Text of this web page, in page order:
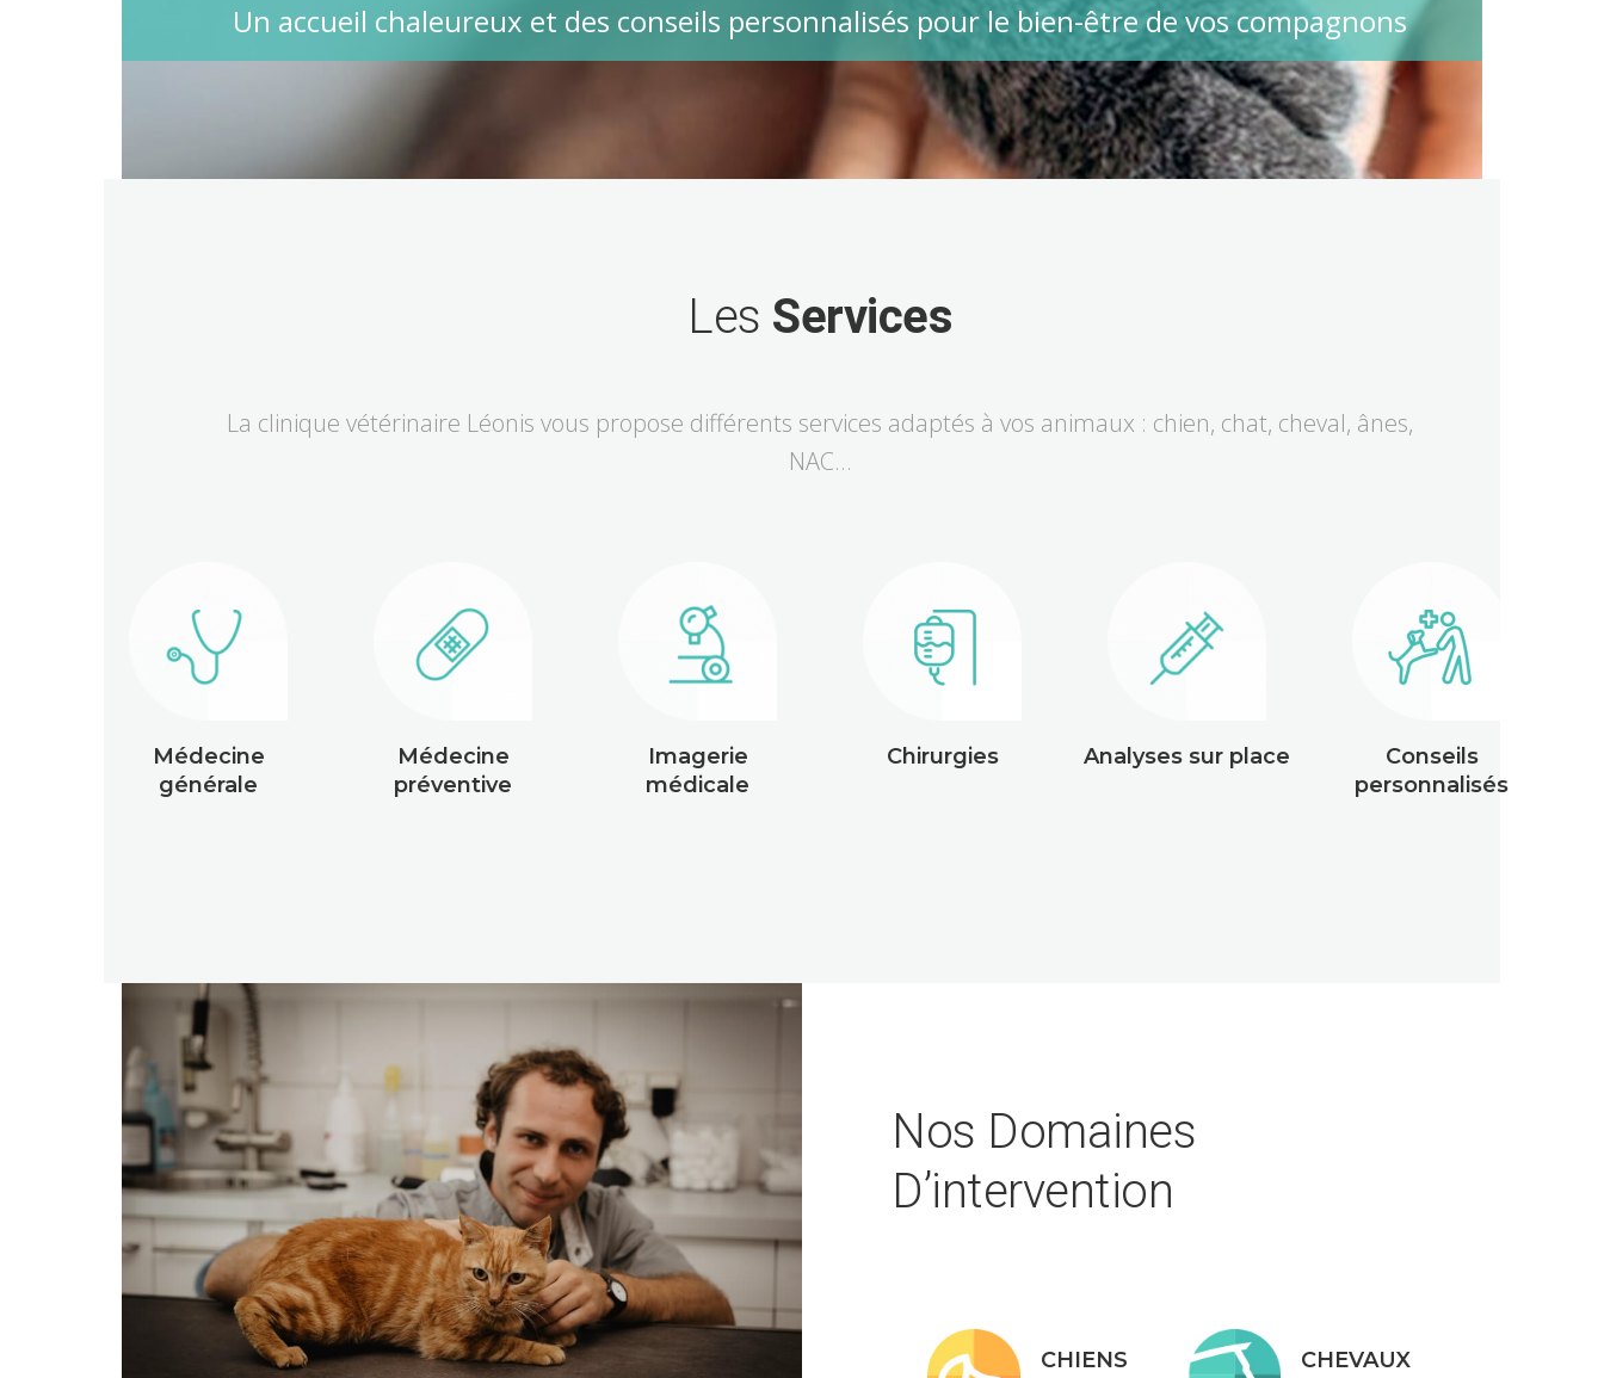
Un accueil chaleureux et des conseils personnalisés pour le bien-être de vos compagnons
Les Services
La clinique vétérinaire Léonis vous propose différents services adaptés à vos animaux : chien, chat, cheval, ânes,
NAC…
Médecine
générale
Médecine
préventive
Imagerie
médicale
Chirurgies Analyses sur place
Conseils
personnalisés
Nos Domaines
D’intervention
CHIENS CHEVAUX